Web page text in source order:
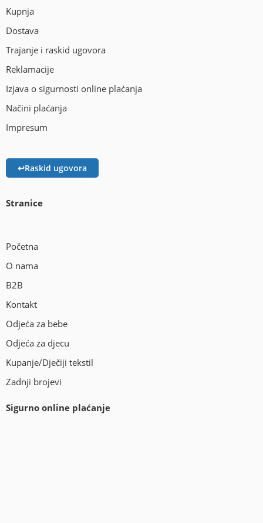
Kupnja
Dostava
Trajanje i raskid ugovora
Reklamacije
Izjava o sigurnosti online plaćanja
Načini plaćanja
Impresum
↩Raskid ugovora
Stranice
Početna
O nama
B2B
Kontakt
Odjeća za bebe
Odjeća za djecu
Kupanje/Dječiji tekstil
Zadnji brojevi
Sigurno online plaćanje